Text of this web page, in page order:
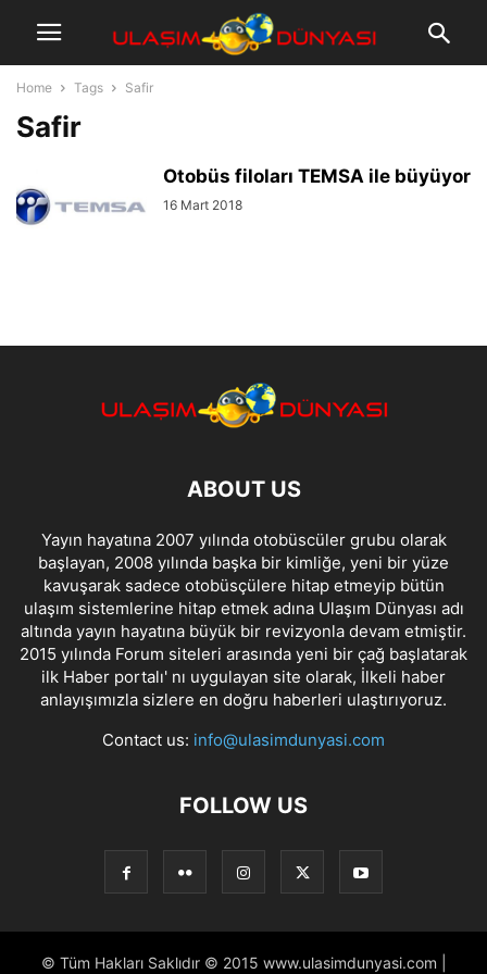
Home Tags Safir
Safir
Otobüs filoları TEMSA ile büyüyor
16 Mart 2018
ABOUT US
Yayın hayatına 2007 yılında otobüscüler grubu olarak
başlayan, 2008 yılında başka bir kimliğe, yeni bir yüze
kavuşarak sadece otobüsçülere hitap etmeyip bütün
ulaşım sistemlerine hitap etmek adına Ulaşım Dünyası adı
altında yayın hayatına büyük bir revizyonla devam etmiştir.
2015 yılında Forum siteleri arasında yeni bir çağ başlatarak
ilk Haber portalı' nı uygulayan site olarak, İlkeli haber
anlayışımızla sizlere en doğru haberleri ulaştırıyoruz.
Contact us: info@ulasimdunyasi.com
FOLLOW US
© Tüm Hakları Saklıdır © 2015 www.ulasimdunyasi.com |